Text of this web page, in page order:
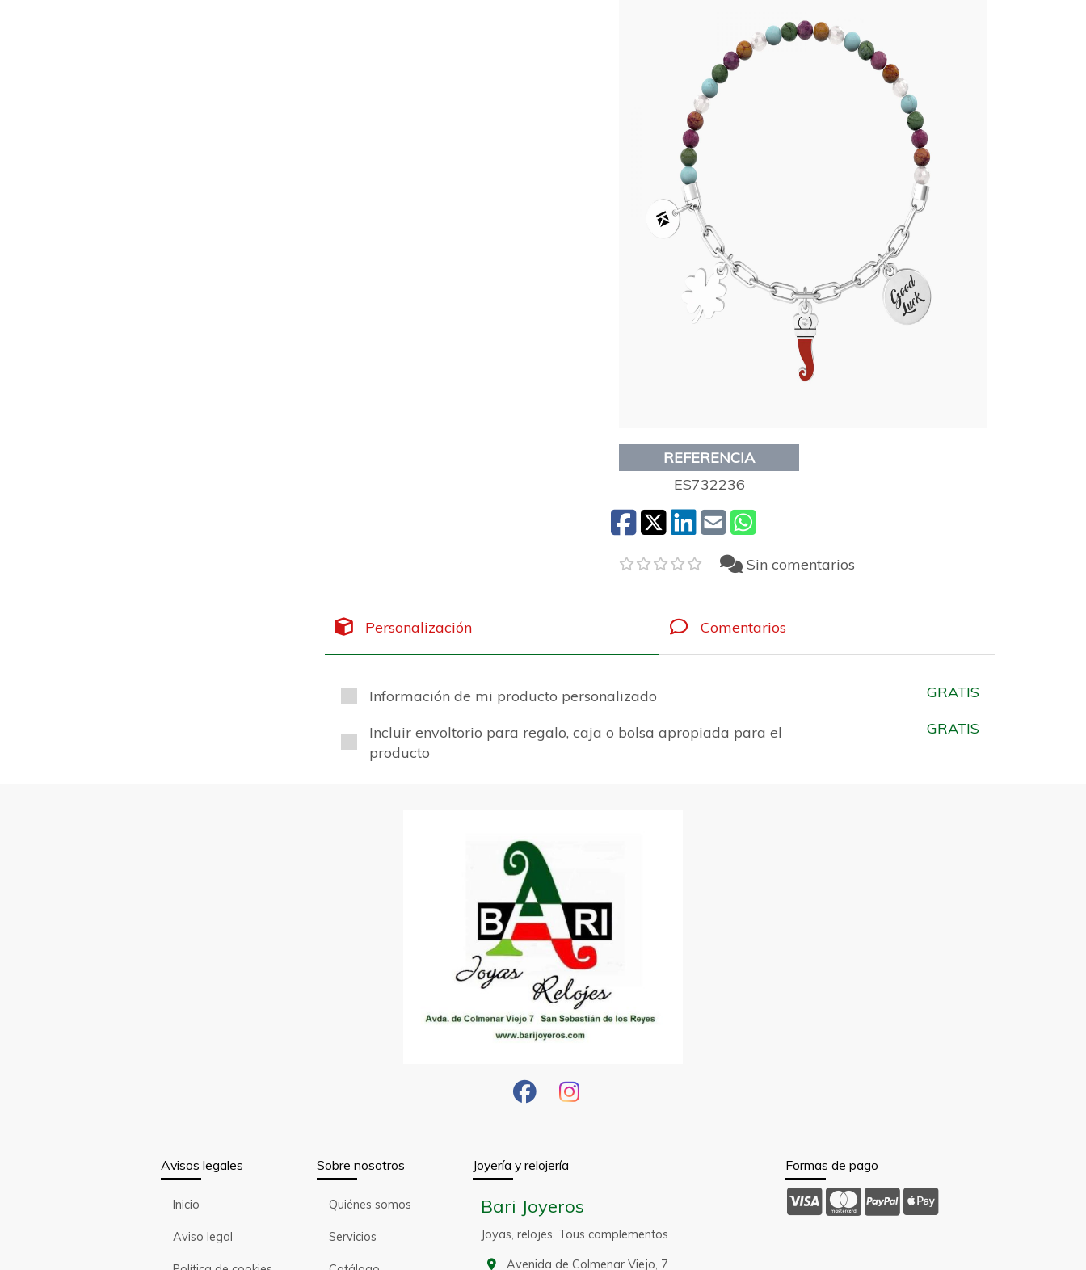
REFERENCIA
ES732236
Sin comentarios
Personalización Comentarios
Información de mi producto personalizado GRATIS
Incluir envoltorio para regalo, caja o bolsa apropiada para el
producto
GRATIS
Avisos legales
Inicio
Aviso legal
Sobre nosotros
Quiénes somos
Servicios
Joyería y relojería
Bari Joyeros
Joyas, relojes, Tous complementos
Avenida de Colmenar Viejo, 7
Formas de pago